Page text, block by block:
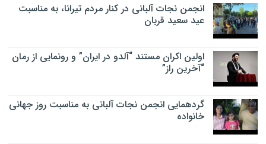
انجمن نجات آلبانی در کنار مردم تیرانا، به مناسبت
عید سعید قربان
اولین اکران مستند “آلدو در ایران” و رونمایی از رمان
“آخرین راز”
گردهمایی انجمن نجات آلبانی به مناسبت روز جهانی
خانواده